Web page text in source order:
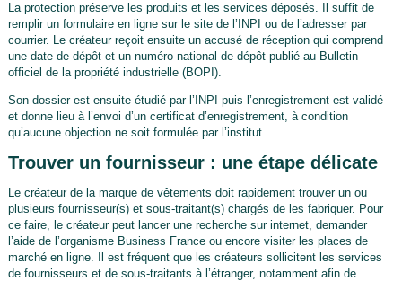
La protection préserve les produits et les services déposés. Il suffit de
remplir un formulaire en ligne sur le site de l’INPI ou de l’adresser par
courrier. Le créateur reçoit ensuite un accusé de réception qui comprend
une date de dépôt et un numéro national de dépôt publié au Bulletin
officiel de la propriété industrielle (BOPI).
Son dossier est ensuite étudié par l’INPI puis l’enregistrement est validé
et donne lieu à l’envoi d’un certificat d’enregistrement, à condition
qu’aucune objection ne soit formulée par l’institut.
Trouver un fournisseur : une étape délicate
Le créateur de la marque de vêtements doit rapidement trouver un ou
plusieurs fournisseur(s) et sous-traitant(s) chargés de les fabriquer. Pour
ce faire, le créateur peut lancer une recherche sur internet, demander
l’aide de l’organisme Business France ou encore visiter les places de
marché en ligne. Il est fréquent que les créateurs sollicitent les services
de fournisseurs et de sous-traitants à l’étranger, notamment afin de